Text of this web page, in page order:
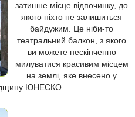
затишне місце відпочинку, до
якого ніхто не залишиться
байдужим. Це ніби-то
театральний балкон, з якого
ви можете нескінченно
милуватися красивим місцем
на землі, яке внесено у
ЮНЕСКО.